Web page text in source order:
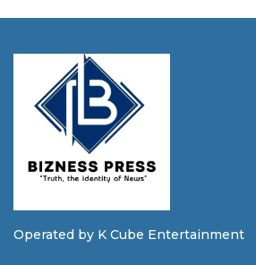
Operated by K Cube Entertainment